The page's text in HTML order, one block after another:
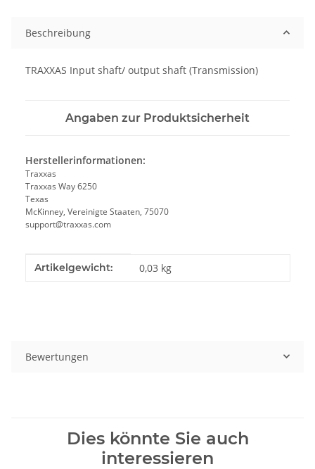
Beschreibung
TRAXXAS Input shaft/ output shaft (Transmission)
Angaben zur Produktsicherheit
Herstellerinformationen:
Traxxas
Traxxas Way 6250
Texas
McKinney, Vereinigte Staaten, 75070
support@traxxas.com
Produkteigenschaft
Wert
Artikelgewicht: 0,03 kg
Bewertungen
Dies könnte Sie auch
interessieren